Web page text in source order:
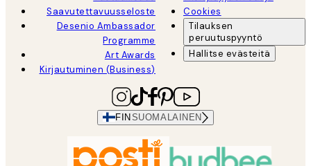
Saavutettavuusseloste
Desenio Ambassador
Programme
Art Awards
Kirjautuminen (Business)
Cookies
Tilauksen
peruutuspyyntö
Hallitse evästeitä
FIN SUOMALAINEN